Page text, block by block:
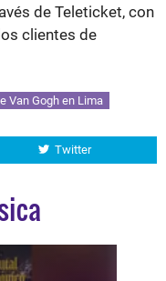
de Teleticket, con
clientes de
Van Gogh en Lima
Twitter